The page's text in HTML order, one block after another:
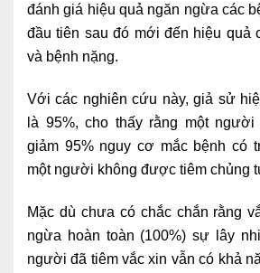
đánh giá hiệu quả ngăn ngừa các
đầu tiên sau đó mới đến hiệu quả
và bệnh nặng.
Với các nghiên cứu này, giả sử
là 95%, cho thấy rằng một
giảm 95% nguy cơ mắc bệnh có
một người không được tiêm chủng
Mặc dù chưa có chắc chắn rằng
ngừa hoàn toàn (100%) sự lây
người đã tiêm vắc xin vẫn có khả